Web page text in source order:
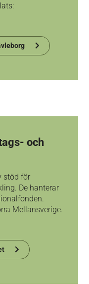
och
stöd för
De hanterar
Mellansverige.